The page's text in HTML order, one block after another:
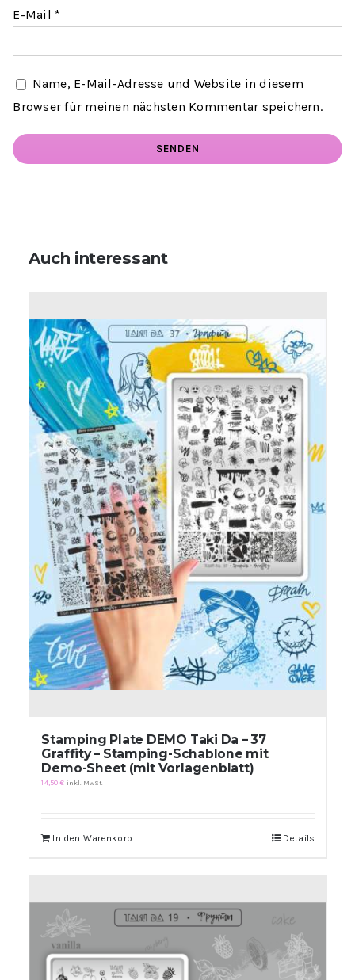
E-Mail *
Name, E-Mail-Adresse und Website in diesem
Browser für meinen nächsten Kommentar speichern.
Auch interessant
Stamping Plate DEMO Taki Da – 37
Graffity – Stamping-Schablone mit
Demo-Sheet (mit Vorlagenblatt)
14,50€ inkl. MwSt.
In den Warenkorb Details